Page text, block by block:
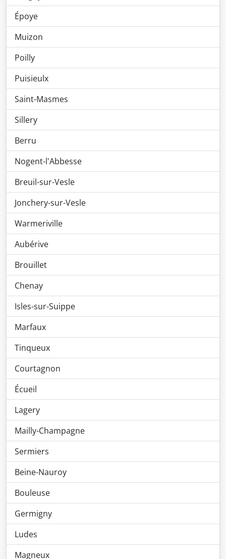
Époye
Muizon
Poilly
Puisieulx
Saint-Masmes
Sillery
Berru
Nogent-l'Abbesse
Breuil-sur-Vesle
Jonchery-sur-Vesle
Warmeriville
Aubérive
Brouillet
Chenay
Isles-sur-Suippe
Marfaux
Tinqueux
Courtagnon
Écueil
Lagery
Mailly-Champagne
Sermiers
Beine-Nauroy
Bouleuse
Germigny
Ludes
Magneux